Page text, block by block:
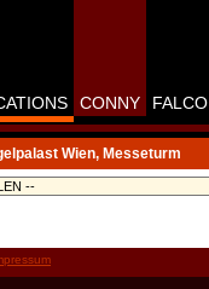
CONNY FALCO
Wien, Messeturm